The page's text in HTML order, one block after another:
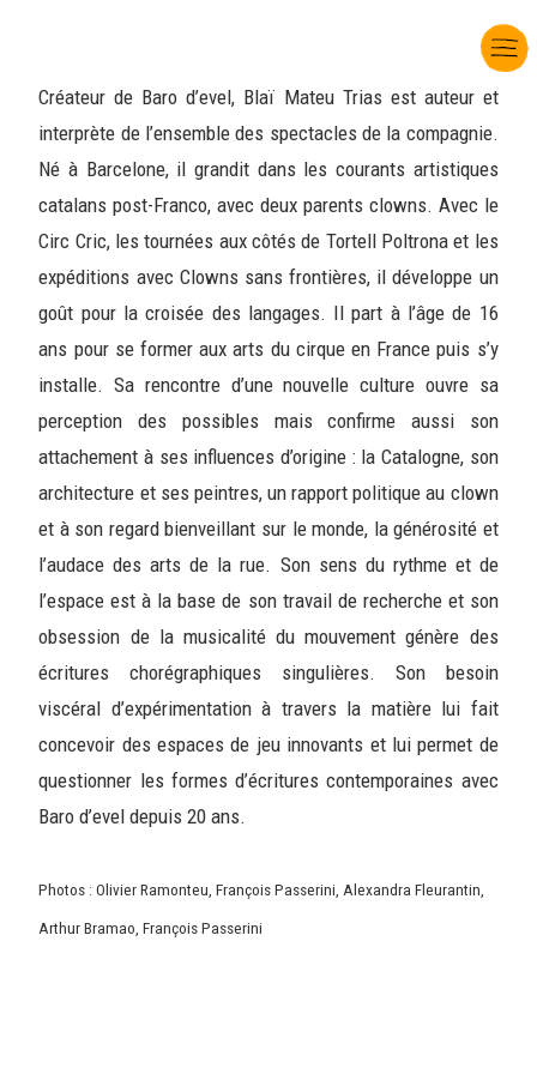
Créateur de Baro d’evel, Blaï Mateu Trias est auteur et
interprète de l’ensemble des spectacles de la compagnie.
Né à Barcelone, il grandit dans les courants artistiques
catalans post-Franco, avec deux parents clowns. Avec le
Circ Cric, les tournées aux côtés de Tortell Poltrona et les
expéditions avec Clowns sans frontières, il développe un
goût pour la croisée des langages. Il part à l’âge de 16
ans pour se former aux arts du cirque en France puis s’y
installe. Sa rencontre d’une nouvelle culture ouvre sa
perception des possibles mais confirme aussi son
attachement à ses influences d’origine : la Catalogne, son
architecture et ses peintres, un rapport politique au clown
et à son regard bienveillant sur le monde, la générosité et
l’audace des arts de la rue. Son sens du rythme et de
l’espace est à la base de son travail de recherche et son
obsession de la musicalité du mouvement génère des
écritures chorégraphiques singulières. Son besoin
viscéral d’expérimentation à travers la matière lui fait
concevoir des espaces de jeu innovants et lui permet de
questionner les formes d’écritures contemporaines avec
Baro d’evel depuis 20 ans.
Photos : Olivier Ramonteu, François Passerini, Alexandra Fleurantin,
Arthur Bramao, François Passerini